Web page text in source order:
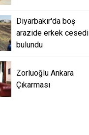
Diyarbakır'da boş
arazide erkek cesedi
bulundu
Zorluoğlu Ankara
Çıkarması